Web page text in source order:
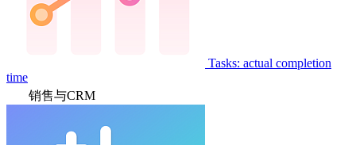
Tasks: actual completion
time
销售与CRM